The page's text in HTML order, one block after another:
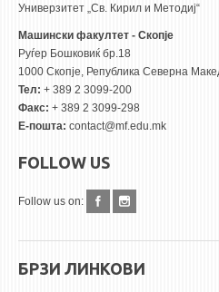
Универзитет „Св. Кирил и Методиј“
Машински факултет - Скопје
Руѓер Бошковиќ бр.18
1000 Скопје, Република Северна
Тел: + 389 2 3099-200
Факс: + 389 2 3099-298
Е-пошта: contact@mf.edu.mk
FOLLOW US
Follow us on:
БРЗИ ЛИНКОВИ